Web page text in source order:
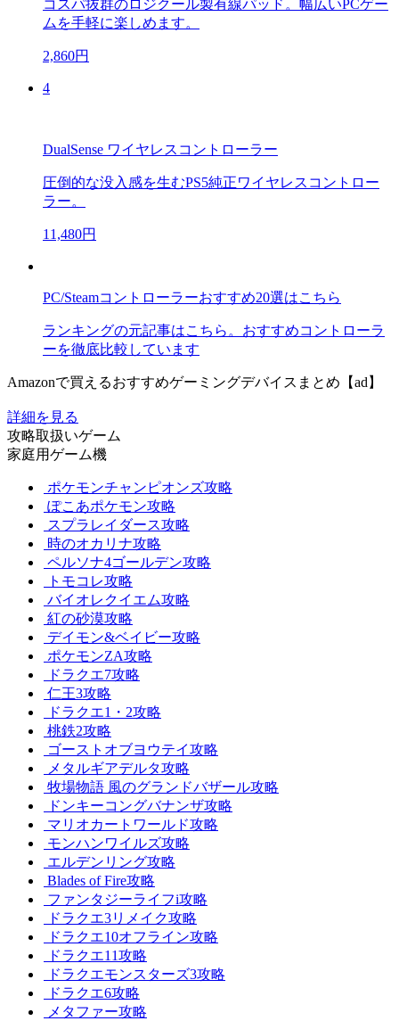
コスパ抜群のロジクール製有線パッド。幅広いPCゲー
ムを手軽に楽しめます。
2,860円
4
DualSense ワイヤレスコントローラー
圧倒的な没入感を生むPS5純正ワイヤレスコントロー
ラー。
11,480円
PC/Steamコントローラーおすすめ20選はこちら
ランキングの元記事はこちら。おすすめコントローラ
ーを徹底比較しています
Amazonで買えるおすすめゲーミングデバイスまとめ【ad】
詳細を見る
攻略取扱いゲーム
家庭用ゲーム機
ポケモンチャンピオンズ攻略
ぽこあポケモン攻略
スプラレイダース攻略
時のオカリナ攻略
ペルソナ4ゴールデン攻略
トモコレ攻略
バイオレクイエム攻略
紅の砂漠攻略
デイモン&ベイビー攻略
ポケモンZA攻略
ドラクエ7攻略
仁王3攻略
ドラクエ1・2攻略
桃鉄2攻略
ゴーストオブヨウテイ攻略
メタルギアデルタ攻略
牧場物語 風のグランドバザール攻略
ドンキーコングバナンザ攻略
マリオカートワールド攻略
モンハンワイルズ攻略
エルデンリング攻略
Blades of Fire攻略
ファンタジーライフi攻略
ドラクエ3リメイク攻略
ドラクエ10オフライン攻略
ドラクエ11攻略
ドラクエモンスターズ3攻略
ドラクエ6攻略
メタファー攻略